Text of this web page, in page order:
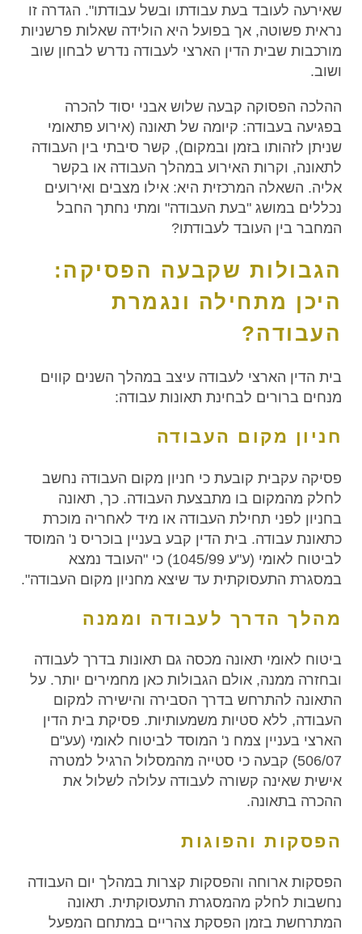
שאירעה לעובד בעת עבודתו ובשל עבודתו". הגדרה זו
נראית פשוטה, אך בפועל היא הולידה שאלות פרשניות
מורכבות שבית הדין הארצי לעבודה נדרש לבחון שוב
ושוב.
ההלכה הפסוקה קבעה שלוש אבני יסוד להכרה
בפגיעה בעבודה: קיומה של תאונה (אירוע פתאומי
שניתן לזהותו בזמן ובמקום), קשר סיבתי בין העבודה
לתאונה, וקרות האירוע במהלך העבודה או בקשר
אליה. השאלה המרכזית היא: אילו מצבים ואירועים
נכללים במושג "בעת העבודה" ומתי נחתך החבל
המחבר בין העובד לעבודתו?
הגבולות שקבעה הפסיקה:
היכן מתחילה ונגמרת
העבודה?
בית הדין הארצי לעבודה עיצב במהלך השנים קווים
מנחים ברורים לבחינת תאונות עבודה:
חניון מקום העבודה
פסיקה עקבית קובעת כי חניון מקום העבודה נחשב
לחלק מהמקום בו מתבצעת העבודה. כך, תאונה
בחניון לפני תחילת העבודה או מיד לאחריה מוכרת
כתאונת עבודה. בית הדין קבע בעניין בוכריס נ' המוסד
לביטוח לאומי (ע"ע 1045/99) כי "העובד נמצא
במסגרת התעסוקתית עד שיצא מחניון מקום העבודה".
מהלך הדרך לעבודה וממנה
ביטוח לאומי תאונה מכסה גם תאונות בדרך לעבודה
ובחזרה ממנה, אולם הגבולות כאן מחמירים יותר. על
התאונה להתרחש בדרך הסבירה והישירה למקום
העבודה, ללא סטיות משמעותיות. פסיקת בית הדין
הארצי בעניין צמח נ' המוסד לביטוח לאומי (עע"ם
506/07) קבעה כי סטייה מהמסלול הרגיל למטרה
אישית שאינה קשורה לעבודה עלולה לשלול את
ההכרה בתאונה.
הפסקות והפוגות
הפסקות ארוחה והפסקות קצרות במהלך יום העבודה
נחשבות לחלק מהמסגרת התעסוקתית. תאונה
המתרחשת בזמן הפסקת צהריים במתחם המפעל